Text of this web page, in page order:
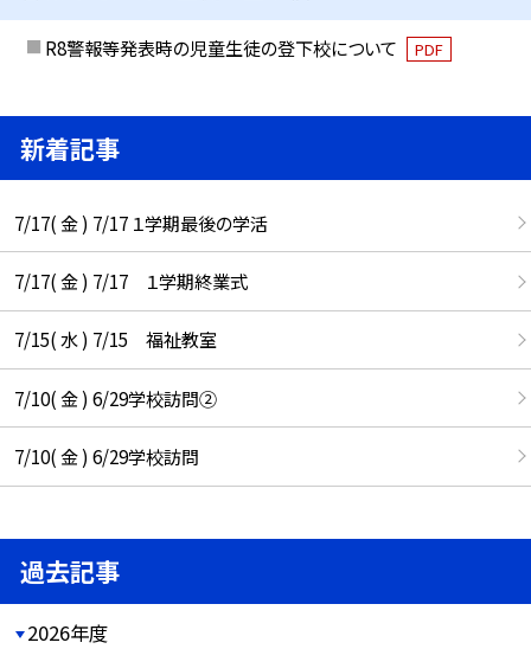
R8警報等発表時の児童生徒の登下校について PDF
新着記事
7/17( 金 ) 7/17 １学期最後の学活
7/17( 金 ) 7/17 １学期終業式
7/15( 水 ) 7/15 福祉教室
7/10( 金 ) 6/29学校訪問②
7/10( 金 ) 6/29学校訪問
過去記事
2026年度